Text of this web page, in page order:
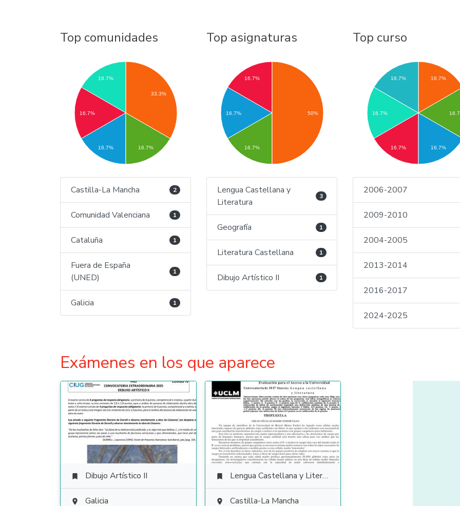
Top comunidades
33.3%
16.7%
16.7%
16.7% 16.7%
Castilla-La Mancha 2
Comunidad Valenciana 1
Cataluña 1
Fuera de España
(UNED)
1
Galicia 1
Top asignaturas
16.7%
16.7%
16.7%
50%
Lengua Castellana y
Literatura
3
Geografía 1
Literatura Castellana 1
Dibujo Artístico II 1
Top curso
16.7%
16.7%
16.7%
16.7% 16.7%
2006-2007
2009-2010
2004-2005
2013-2014
2016-2017
2024-2025
Exámenes en los que aparece
 Dibujo Artístico II
 Galicia
 Lengua Castellana y Literatura
 Castilla-La Mancha